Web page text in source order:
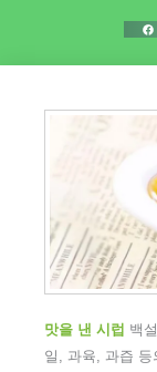
맛을 낸 시럽 백
일, 과육, 과즙 등